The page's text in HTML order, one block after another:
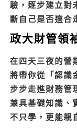
驗，逐步建立對
斷自己是否適合
政大財管領
在四天三夜的營
將帶你從「認識
步步走進財務管
兼具基礎知識、
不只學，更能親